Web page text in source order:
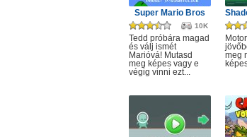
Super Mario Bros
10K
Tedd próbára magad
és válj ismét
Marióvá! Mutasd
meg képes vagy e
végig vinni ezt...
meg